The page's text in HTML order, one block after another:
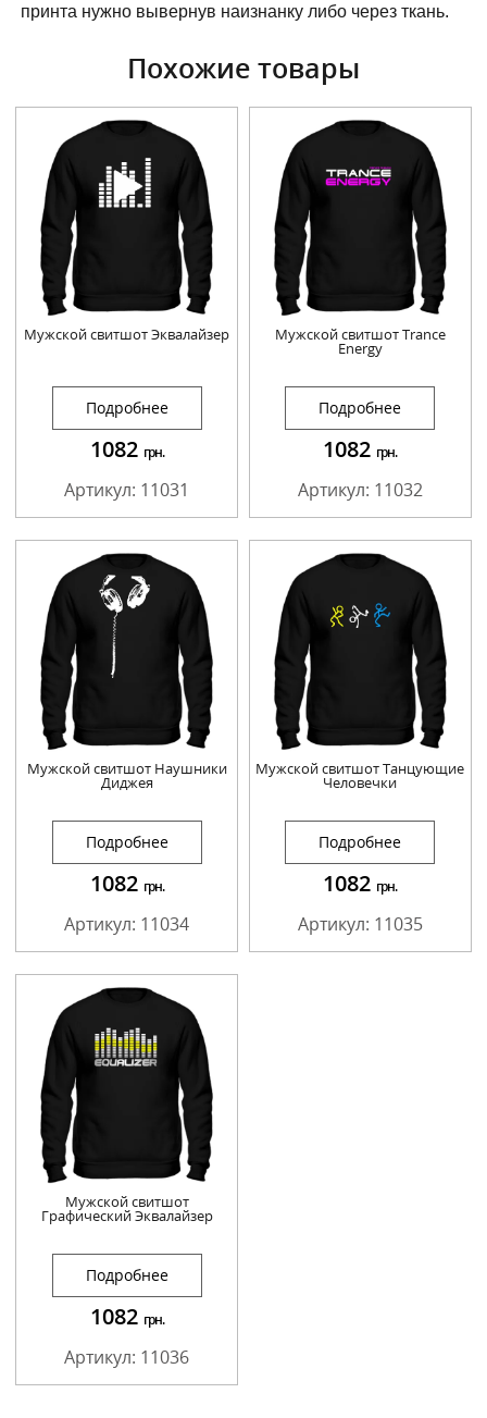
принта нужно вывернув наизнанку либо через ткань.
Похожие товары
Мужской свитшот Эквалайзер
Подробнее
1082 грн.
Артикул: 11031
Мужской свитшот Trance
Energy
Подробнее
1082 грн.
Артикул: 11032
Мужской свитшот Наушники
Диджея
Подробнее
1082 грн.
Артикул: 11034
Мужской свитшот Танцующие
Человечки
Подробнее
1082 грн.
Артикул: 11035
Мужской свитшот
Графический Эквалайзер
Подробнее
1082 грн.
Артикул: 11036